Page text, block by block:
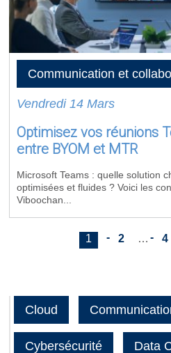
Communication et
Vendredi 14 Mars
Optimisez vos réunions
entre BYOM et MTR
Microsoft Teams : quelle solution
optimisées et fluides ? Voici les
Viboochan...
1 2 … 4
Cloud
Cybersécurité Data